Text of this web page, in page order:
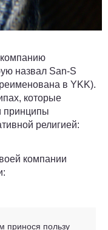
назвал San-S
в YKK).
которые
принципы
религией:
компании
принося пользу